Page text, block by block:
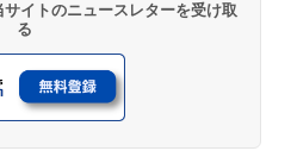
イトのニュースレターを受け取
る